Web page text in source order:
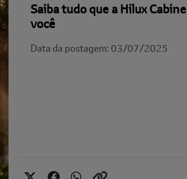
Saiba tudo que a Hilux
você
Data da postagem: 03/07/2025